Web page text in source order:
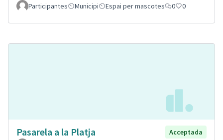
Participantes
Municipi Espai per mascotes 0 0
Pasarela a la Platja
Acceptada